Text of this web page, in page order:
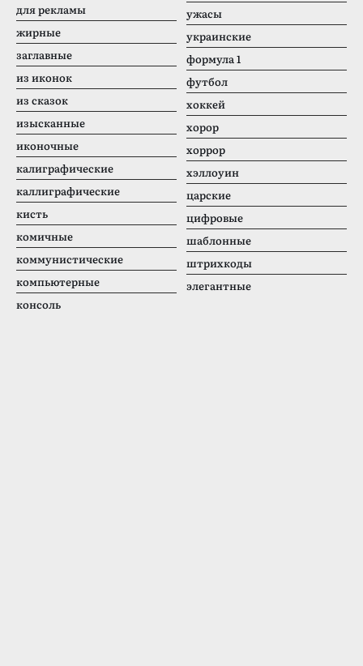
для рекламы
жирные
заглавные
из иконок
из сказок
изысканные
иконочные
калиграфические
каллиграфические
кисть
комичные
коммунистические
компьютерные
консоль
ужасы
украинские
формула 1
футбол
хоккей
хорор
хоррор
хэллоуин
царские
цифровые
шаблонные
штрихкоды
элегантные